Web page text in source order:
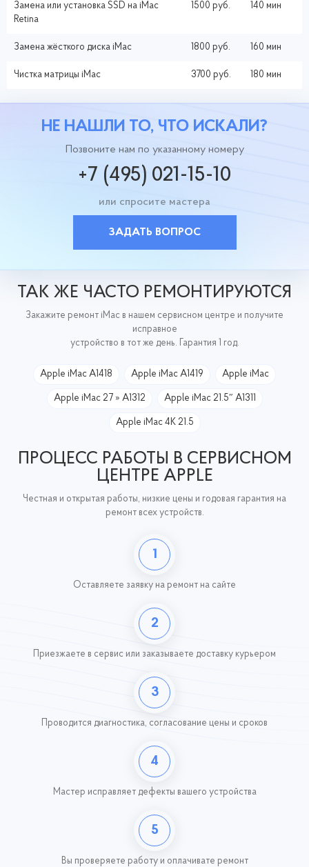
Замена или установка SSD на iMac
Retina
1500 руб. 140 мин
Замена жёсткого диска iMac 1800 руб. 160 мин
Чистка матрицы iMac 3700 руб. 180 мин
НЕ НАШЛИ ТО, ЧТО ИСКАЛИ?
Позвоните нам по указанному номеру
+7 (495) 021-15-10
или спросите мастера
ЗАДАТЬ ВОПРОС
ТАК ЖЕ ЧАСТО РЕМОНТИРУЮТСЯ
Закажите ремонт iMac в нашем сервисном центре и получите
исправное
устройство в тот же день. Гарантия 1 год.
Apple iMac A1418 Apple iMac A1419 Apple iMac
Apple iMac 27 » A1312 Apple iMac 21.5″ A1311
Apple iMac 4K 21.5
ПРОЦЕСС РАБОТЫ В СЕРВИСНОМ
ЦЕНТРЕ APPLE
Честная и открытая работы, низкие цены и годовая гарантия на
ремонт всех устройств.
1
Оставляете заявку на ремонт на сайте
2
Приезжаете в сервис или заказываете доставку курьером
3
Проводится диагностика, согласование цены и сроков
4
Мастер исправляет дефекты вашего устройства
5
Вы проверяете работу и оплачивате ремонт